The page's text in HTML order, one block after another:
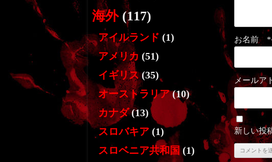
お名前 *
メールア
新しい投
海外(117)
アイルランド (1)
アメリカ (51)
イギリス(35)
オーストラリア(10)
カナダ(13)
スロバキア (1)
スロベニア共和国(1)